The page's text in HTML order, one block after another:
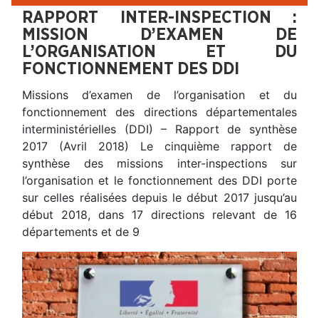
RAPPORT INTER-INSPECTION :
MISSION D’EXAMEN DE
L’ORGANISATION ET DU
FONCTIONNEMENT DES DDI
Missions d’examen de l’organisation et du
fonctionnement des directions départementales
interministérielles (DDI) – Rapport de synthèse
2017 (Avril 2018) Le cinquième rapport de
synthèse des missions inter-inspections sur
l’organisation et le fonctionnement des DDI porte
sur celles réalisées depuis le début 2017 jusqu’au
début 2018, dans 17 directions relevant de 16
départements et de 9